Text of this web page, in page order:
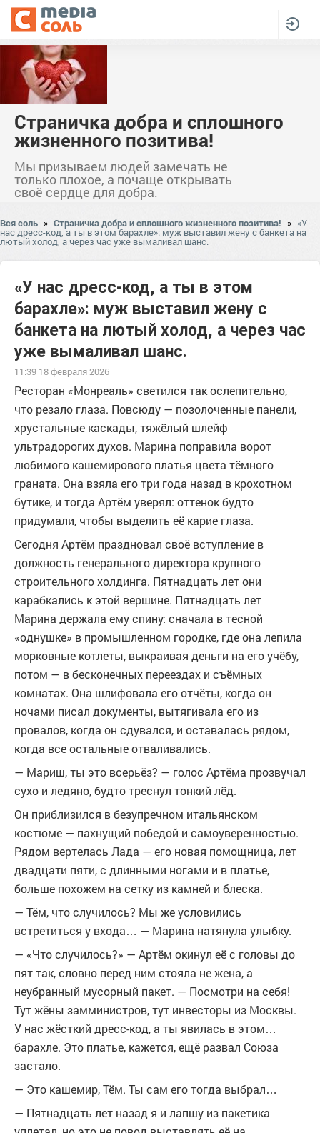
Страничка добра и сплошного
жизненного позитива!
Мы призываем людей замечать не
только плохое, а почаще открывать
своё сердце для добра.
Вся соль » Страничка добра и сплошного жизненного позитива! » «У
нас дресс-код, а ты в этом барахле»: муж выставил жену с банкета на
лютый холод, а через час уже вымаливал шанс.
«У нас дресс-код, а ты в этом
барахле»: муж выставил жену с
банкета на лютый холод, а через час
уже вымаливал шанс.
11:39 18 февраля 2026
Ресторан «Монреаль» светился так ослепительно,
что резало глаза. Повсюду — позолоченные панели,
хрустальные каскады, тяжёлый шлейф
ультрадорогих духов. Марина поправила ворот
любимого кашемирового платья цвета тёмного
граната. Она взяла его три года назад в крохотном
бутике, и тогда Артём уверял: оттенок будто
придумали, чтобы выделить её карие глаза.
Сегодня Артём праздновал своё вступление в
должность генерального директора крупного
строительного холдинга. Пятнадцать лет они
карабкались к этой вершине. Пятнадцать лет
Марина держала ему спину: сначала в тесной
«однушке» в промышленном городке, где она лепила
морковные котлеты, выкраивая деньги на его учёбу,
потом — в бесконечных переездах и съёмных
комнатах. Она шлифовала его отчёты, когда он
ночами писал документы, вытягивала его из
провалов, когда он сдувался, и оставалась рядом,
когда все остальные отваливались.
— Мариш, ты это всерьёз? — голос Артёма прозвучал
сухо и ледяно, будто треснул тонкий лёд.
Он приблизился в безупречном итальянском
костюме — пахнущий победой и самоуверенностью.
Рядом вертелась Лада — его новая помощница, лет
двадцати пяти, с длинными ногами и в платье,
больше похожем на сетку из камней и блеска.
— Тём, что случилось? Мы же условились
встретиться у входа… — Марина натянула улыбку.
— «Что случилось?» — Артём окинул её с головы до
пят так, словно перед ним стояла не жена, а
неубранный мусорный пакет. — Посмотри на себя!
Тут жёны замминистров, тут инвесторы из Москвы.
У нас жёсткий дресс-код, а ты явилась в этом…
барахле. Это платье, кажется, ещё развал Союза
застало.
— Это кашемир, Тём. Ты сам его тогда выбрал…
— Пятнадцать лет назад я и лапшу из пакетика